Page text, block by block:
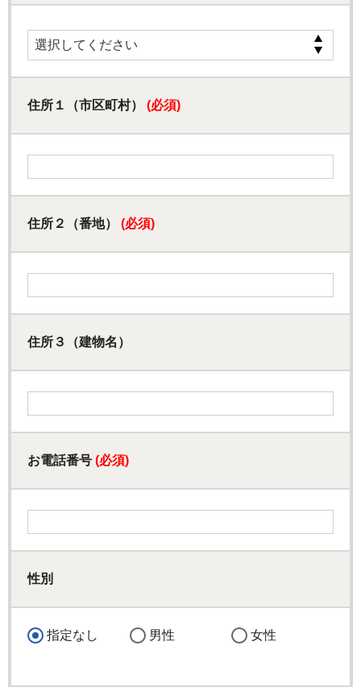
住所１（市区町村） (必須)
住所２（番地） (必須)
住所３（建物名）
お電話番号 (必須)
性別
指定なし 男性 女性